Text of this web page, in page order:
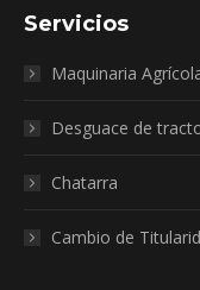
Servicios
Maquinaria
Desguace de
Chatarra
Cambio de